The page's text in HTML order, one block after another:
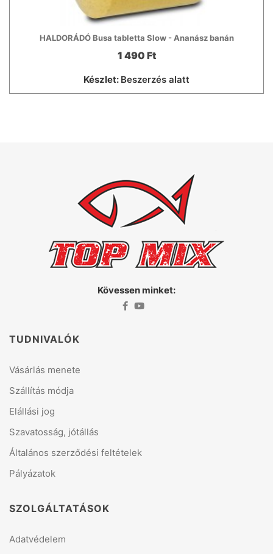
HALDORÁDÓ Busa tabletta Slow - Ananász banán
1 490 Ft
Készlet: Beszerzés alatt
Kövessen minket:
TUDNIVALÓK
Vásárlás menete
Szállítás módja
Elállási jog
Szavatosság, jótállás
Általános szerződési feltételek
Pályázatok
SZOLGÁLTATÁSOK
Adatvédelem